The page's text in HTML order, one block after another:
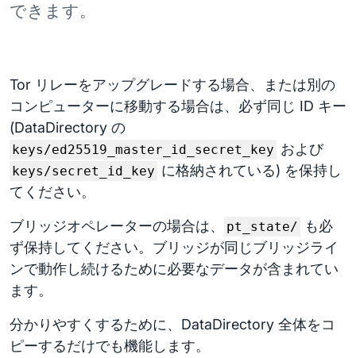
できます。
Tor リレーをアップグレードする場合、または別の
コンピューターに移動する場合は、必ず同じ ID キー
(DataDirectory の
keys/ed25519_master_id_secret_key および
keys/secret_id_key に格納されている) を保持し
てください。
ブリッジオペレーターの場合は、 pt_state/
も必
ず保持してください。ブリッジが同じブリッジライ
ンで動作し続けるために必要なデータが含まれてい
ます。
分かりやすくするために、DataDirectory 全体をコ
ピーするだけでも機能します。